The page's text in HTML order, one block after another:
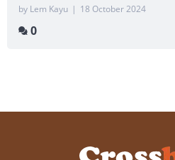
by Lem Kayu | 18 October 2024
0